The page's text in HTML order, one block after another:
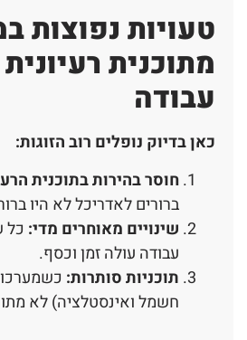
טעויות נפוצות
מתוכנית
עבודה
כאן בדיוק נופלים רוב הזוגות:
חוסר בהירות בתוכנית
ברורים לאדריכל לא היו
שינויים מאוחרים מדי: כל
עבודה עולה זמן וכסף.
תוכניות סותרות:
חשמל ואינסטלציה) לא